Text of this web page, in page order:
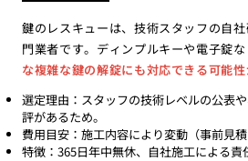
鍵のレスキューは、技術スタッフの自
門業者です。ディンプルキーや電子錠
な複雑な鍵の解錠にも対応できる可能
選定理由：スタッフの技術レベルの公表
評があるため。
費用目安：施工内容により変動（事前見積
特徴：365日年中無休、自社施工による責